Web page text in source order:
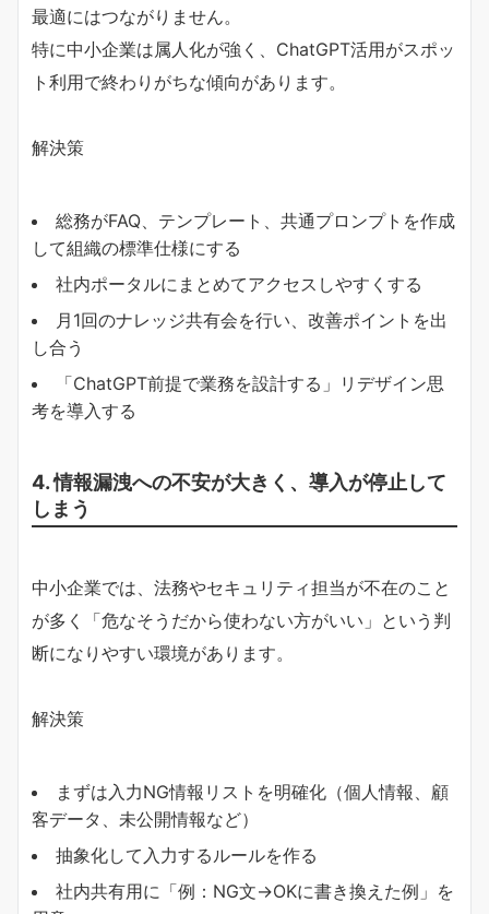
最適にはつながりません。
特に中小企業は属人化が強く、ChatGPT活用がスポッ
ト利用で終わりがちな傾向があります。
解決策
総務がFAQ、テンプレート、共通プロンプトを作成
して組織の標準仕様にする
社内ポータルにまとめてアクセスしやすくする
月1回のナレッジ共有会を行い、改善ポイントを出
し合う
「ChatGPT前提で業務を設計する」リデザイン思
考を導入する
4. 情報漏洩への不安が大きく、導入が停止して
しまう
中小企業では、法務やセキュリティ担当が不在のこと
が多く「危なそうだから使わない方がいい」という判
断になりやすい環境があります。
解決策
まずは入力NG情報リストを明確化（個人情報、顧
客データ、未公開情報など）
抽象化して入力するルールを作る
社内共有用に「例：NG文→OKに書き換えた例」を